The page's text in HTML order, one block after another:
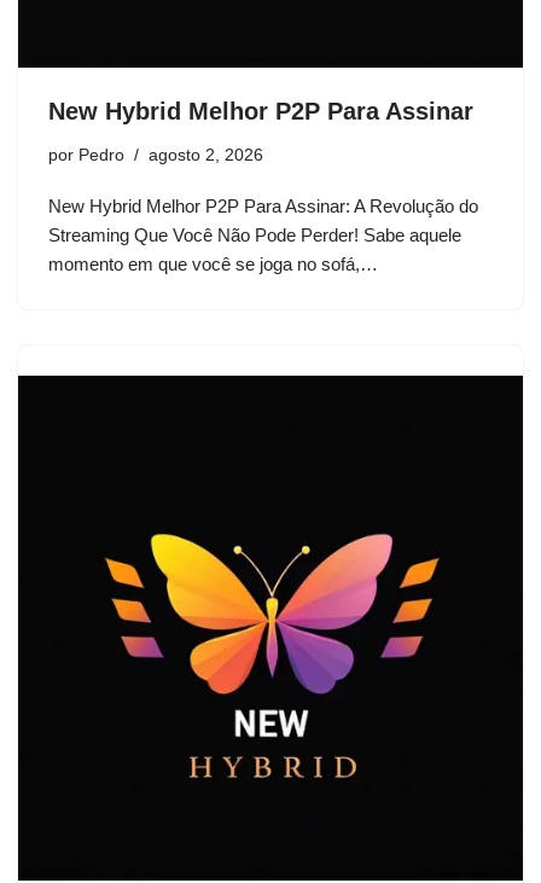
New Hybrid Melhor P2P Para Assinar
por Pedro agosto 2, 2026
New Hybrid Melhor P2P Para Assinar: A Revolução do
Streaming Que Você Não Pode Perder! Sabe aquele
momento em que você se joga no sofá,…